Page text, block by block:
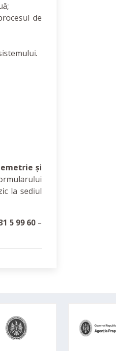
de
și
la sediul
5 99 60–